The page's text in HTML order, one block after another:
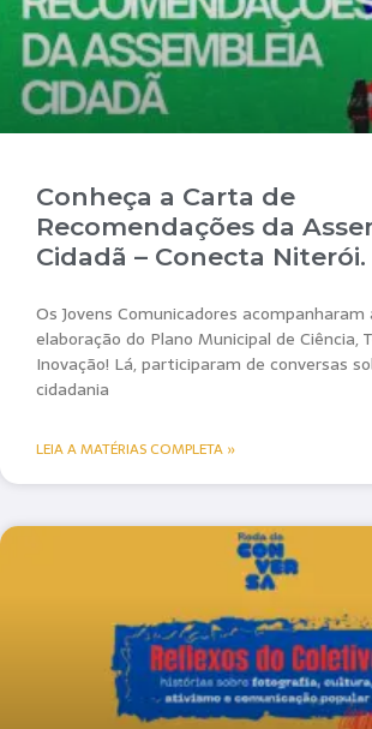
Conheça a Carta de
Recomendações da
Cidadã – Conecta Niterói.
Os Jovens Comunicadores
elaboração do Plano Municipal de Ciência,
Inovação! Lá, participaram de conversas
cidadania
LEIA A MATÉRIAS COMPLETA »